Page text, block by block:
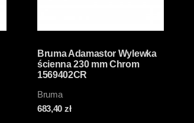
Bruma Adamastor Wylewka
ścienna 230 mm Chrom
1569402CR
Bruma
683,40 zł